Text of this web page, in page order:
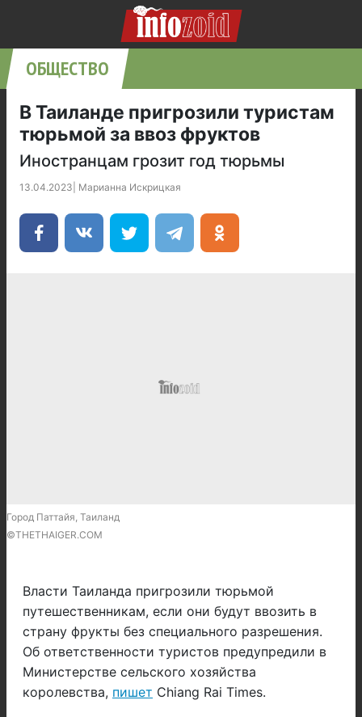
ОБЩЕСТВО
В Таиланде пригрозили туристам
тюрьмой за ввоз фруктов
Иностранцам грозит год тюрьмы
13.04.2023 Марианна Искрицкая
Город Паттайя, Таиланд
©THETHAIGER.COM
Власти Таиланда пригрозили тюрьмой
путешественникам, если они будут ввозить в
страну фрукты без специального разрешения.
Об ответственности туристов предупредили в
Министерстве сельского хозяйства
королевства, пишет Chiang Rai Times.